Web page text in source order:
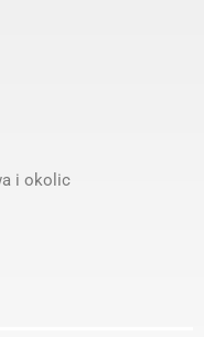
i okolic